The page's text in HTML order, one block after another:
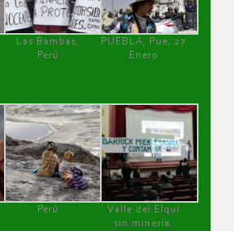
Las Bambas,
Perú
PUEBLA, Pue, 27
Enero
Perú
Valle del Elqui
sin minería.